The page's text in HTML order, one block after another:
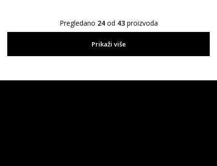
Pregledano 24od 43proizvoda
Prikaži više